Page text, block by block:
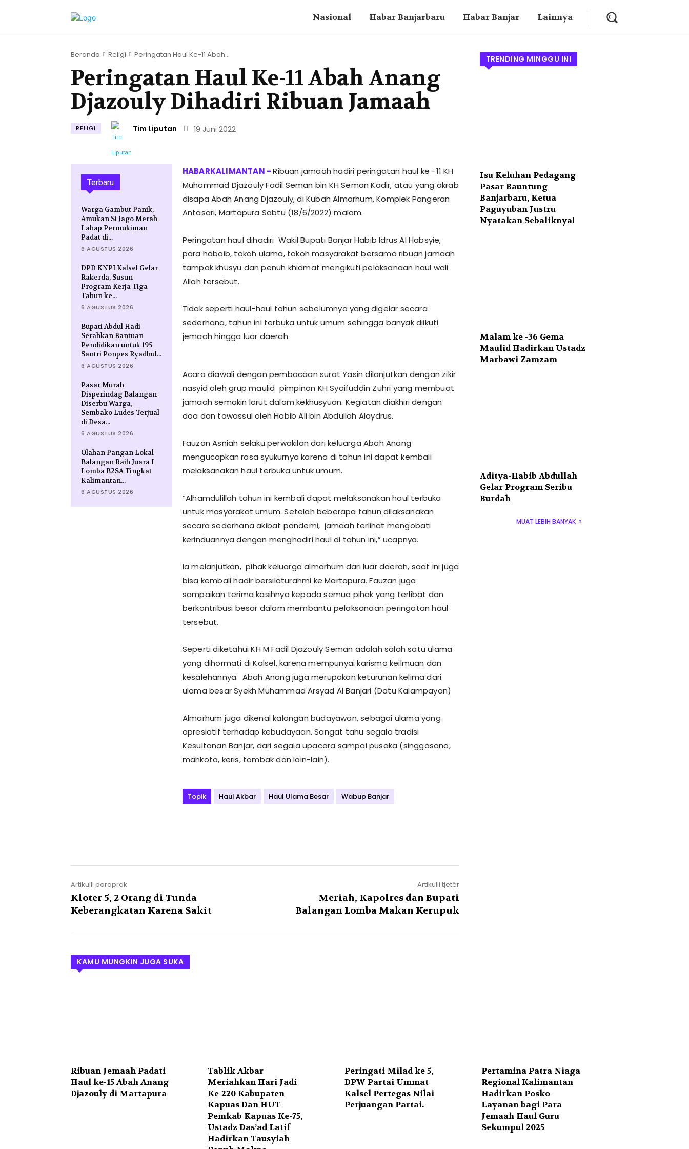
Nasional Habar Banjarbaru Habar Banjar Lainnya
Beranda Religi Peringatan Haul Ke-11 Abah...
Peringatan Haul Ke-11 Abah Anang
Djazouly Dihadiri Ribuan Jamaah
RELIGI Tim Liputan 19 Juni 2022
Terbaru
Warga Gambut Panik,
Amukan Si Jago Merah
Lahap Permukiman
Padat di...
6 AGUSTUS 2026
DPD KNPI Kalsel Gelar
Rakerda, Susun
Program Kerja Tiga
Tahun ke...
6 AGUSTUS 2026
Bupati Abdul Hadi
Serahkan Bantuan
Pendidikan untuk 195
Santri Ponpes Ryadhul...
6 AGUSTUS 2026
Pasar Murah
Disperindag Balangan
Diserbu Warga,
Sembako Ludes Terjual
di Desa...
6 AGUSTUS 2026
Olahan Pangan Lokal
Balangan Raih Juara I
Lomba B2SA Tingkat
Kalimantan...
6 AGUSTUS 2026
Ribuan jamaah hadiri peringatan haul ke -11 KH
Muhammad Djazouly Fadil Seman bin KH Seman Kadir, atau yang akrab
disapa Abah Anang Djazouly, di Kubah Almarhum, Komplek Pangeran
Antasari, Martapura Sabtu (18/6/2022) malam.
Peringatan haul dihadiri Wakil Bupati Banjar Habib Idrus Al Habsyie,
para habaib, tokoh ulama, tokoh masyarakat bersama ribuan jamaah
tampak khusyu dan penuh khidmat mengikuti pelaksanaan haul wali
Allah tersebut.
Tidak seperti haul-haul tahun sebelumnya yang digelar secara
sederhana, tahun ini terbuka untuk umum sehingga banyak diikuti
jemaah hingga luar daerah.
Acara diawali dengan pembacaan surat Yasin dilanjutkan dengan zikir
nasyid oleh grup maulid pimpinan KH Syaifuddin Zuhri yang membuat
jamaah semakin larut dalam kekhusyuan. Kegiatan diakhiri dengan
doa dan tawassul oleh Habib Ali bin Abdullah Alaydrus.
Fauzan Asniah selaku perwakilan dari keluarga Abah Anang
mengucapkan rasa syukurnya karena di tahun ini dapat kembali
melaksanakan haul terbuka untuk umum.
“Alhamdulillah tahun ini kembali dapat melaksanakan haul terbuka
untuk masyarakat umum. Setelah beberapa tahun dilaksanakan
secara sederhana akibat pandemi, jamaah terlihat mengobati
kerinduannya dengan menghadiri haul di tahun ini,” ucapnya.
Ia melanjutkan, pihak keluarga almarhum dari luar daerah, saat ini juga
bisa kembali hadir bersilaturahmi ke Martapura. Fauzan juga
sampaikan terima kasihnya kepada semua pihak yang terlibat dan
berkontribusi besar dalam membantu pelaksanaan peringatan haul
tersebut.
Seperti diketahui KH M Fadil Djazouly Seman adalah salah satu ulama
yang dihormati di Kalsel, karena mempunyai karisma keilmuan dan
kesalehannya. Abah Anang juga merupakan keturunan kelima dari
ulama besar Syekh Muhammad Arsyad Al Banjari (Datu Kalampayan)
Almarhum juga dikenal kalangan budayawan, sebagai ulama yang
apresiatif terhadap kebudayaan. Sangat tahu segala tradisi
Kesultanan Banjar, dari segala upacara sampai pusaka (singgasana,
mahkota, keris, tombak dan lain-lain).
Topik Haul Akbar Haul Ulama Besar Wabup Banjar
Artikulli paraprak
Kloter 5, 2 Orang di Tunda
Keberangkatan Karena Sakit
Artikulli tjetër
Meriah, Kapolres dan Bupati
Balangan Lomba Makan Kerupuk
TRENDING MINGGU INI
Isu Keluhan Pedagang
Pasar Bauntung
Banjarbaru, Ketua
Paguyuban Justru
Nyatakan Sebaliknya!
Malam ke -36 Gema
Maulid Hadirkan Ustadz
Marbawi Zamzam
Aditya-Habib Abdullah
Gelar Program Seribu
Burdah
MUAT LEBIH BANYAK
KAMU MUNGKIN JUGA SUKA
Ribuan Jemaah Padati
Haul ke-15 Abah Anang
Djazouly di Martapura
Tablik Akbar
Meriahkan Hari Jadi
Ke-220 Kabupaten
Kapuas Dan HUT
Pemkab Kapuas Ke-75,
Ustadz Das’ad Latif
Hadirkan Tausyiah
Peringati Milad ke 5,
DPW Partai Ummat
Kalsel Pertegas Nilai
Perjuangan Partai.
Pertamina Patra Niaga
Regional Kalimantan
Hadirkan Posko
Layanan bagi Para
Jemaah Haul Guru
Sekumpul 2025